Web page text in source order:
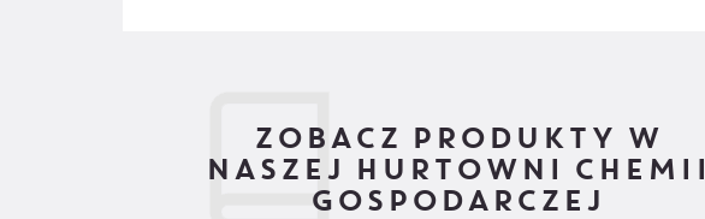
ZOBACZ PRODUKTY W
NASZEJ HURTOWNI CHEMII
GOSPODARCZEJ